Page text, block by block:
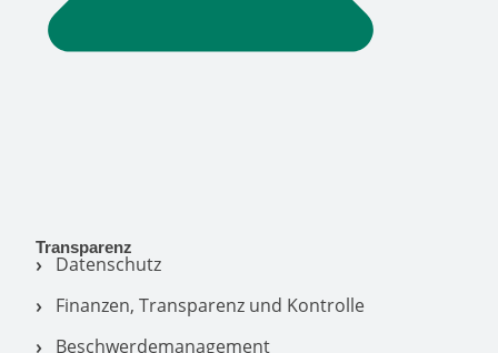
Transparenz
Datenschutz
Finanzen, Transparenz und Kontrolle
Beschwerdemanagement